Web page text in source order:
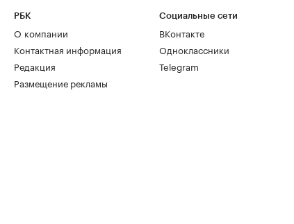
РБК
О компании
Контактная информация
Редакция
Размещение рекламы
Социальные сети
ВКонтакте
Одноклассники
Telegram